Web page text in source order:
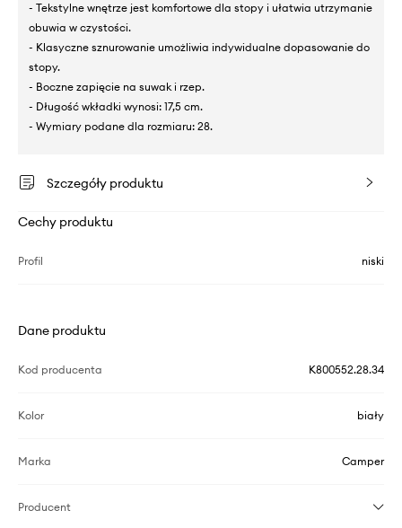
- Tekstylne wnętrze jest komfortowe dla stopy i ułatwia utrzymanie
obuwia w czystości.
- Klasyczne sznurowanie umożliwia indywidualne dopasowanie do
stopy.
- Boczne zapięcie na suwak i rzep.
- Długość wkładki wynosi: 17,5 cm.
- Wymiary podane dla rozmiaru: 28.
Szczegóły produktu
Cechy produktu
Profil niski
Dane produktu
Kod producenta K800552.28.34
Kolor biały
Marka Camper
Producent